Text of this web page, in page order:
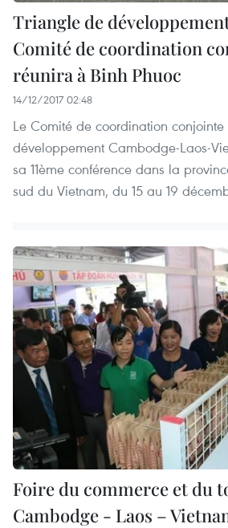
Triangle de
Comité de coordination
réunira à Binh Phuoc
14/12/2017 02:48
Le Comité de coordination
développement Cambodge-Laos-
sa 11ème conférence dans la
sud du Vietnam, du 15 au 19
Foire du commerce et du
Cambodge - Laos –